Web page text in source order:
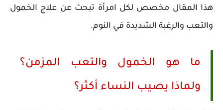
هذا المقال مخصص لكل امرأة تبحث عن علاج الخمول
والتعب والرغبة الشديدة في النوم.
ما هو الخمول والتعب المزمن؟
ولماذا يصيب النساء أكثر؟